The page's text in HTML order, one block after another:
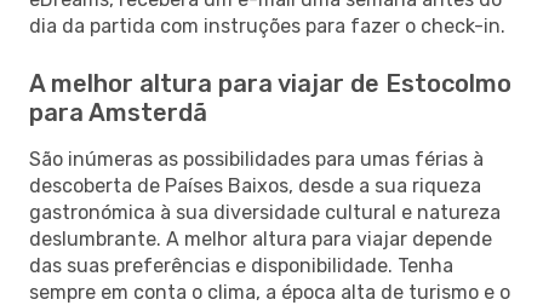
dia da partida com instruções para fazer o check-in.
A melhor altura para viajar de Estocolmo
para Amsterdã
São inúmeras as possibilidades para umas férias à
descoberta de Países Baixos, desde a sua riqueza
gastronómica à sua diversidade cultural e natureza
deslumbrante. A melhor altura para viajar depende
das suas preferências e disponibilidade. Tenha
sempre em conta o clima, a época alta de turismo e o